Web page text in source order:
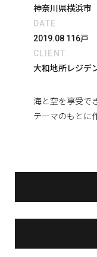
神奈川県横浜市
DATE
2019.08 116戸
CLIENT
大和地所レジデ
海と空を享受で
テーマのもとに